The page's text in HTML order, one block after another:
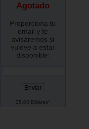
Agotado
Proporciona tu
email y te
avisaremos si
vuleve a estar
disponible:
25.03 Dólares*